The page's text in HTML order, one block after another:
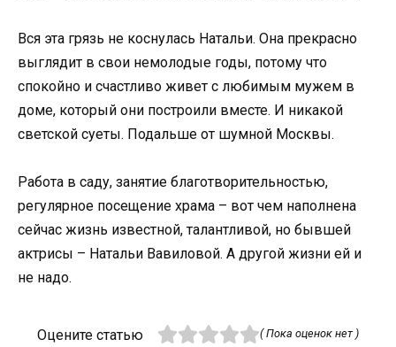
Вся эта грязь не коснулась Натальи. Она прекрасно
выглядит в свои немолодые годы, потому что
спокойно и счастливо живет с любимым мужем в
доме, который они построили вместе. И никакой
светской суеты. Подальше от шумной Москвы.
Работа в саду, занятие благотворительностью,
регулярное посещение храма – вот чем наполнена
сейчас жизнь известной, талантливой, но бывшей
актрисы – Натальи Вавиловой. А другой жизни ей и
не надо.
Оцените статью ( Пока оценок нет )